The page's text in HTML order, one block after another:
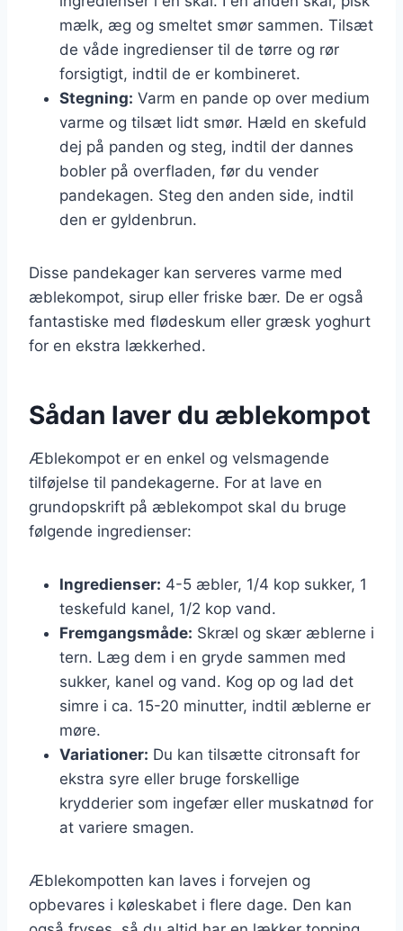
mælk, æg og smeltet smør sammen. Tilsæt
de våde ingredienser til de tørre og rør
forsigtigt, indtil de er kombineret.
Stegning: Varm en pande op over medium
varme og tilsæt lidt smør. Hæld en skefuld
dej på panden og steg, indtil der dannes
bobler på overfladen, før du vender
pandekagen. Steg den anden side, indtil
den er gyldenbrun.
Disse pandekager kan serveres varme med
æblekompot, sirup eller friske bær. De er også
fantastiske med flødeskum eller græsk yoghurt
for en ekstra lækkerhed.
Sådan laver du æblekompot
Æblekompot er en enkel og velsmagende
tilføjelse til pandekagerne. For at lave en
grundopskrift på æblekompot skal du bruge
følgende ingredienser:
Ingredienser: 4-5 æbler, 1/4 kop sukker, 1
teskefuld kanel, 1/2 kop vand.
Fremgangsmåde: Skræl og skær æblerne i
tern. Læg dem i en gryde sammen med
sukker, kanel og vand. Kog op og lad det
simre i ca. 15-20 minutter, indtil æblerne er
møre.
Variationer: Du kan tilsætte citronsaft for
ekstra syre eller bruge forskellige
krydderier som ingefær eller muskatnød for
at variere smagen.
Æblekompotten kan laves i forvejen og
opbevares i køleskabet i flere dage. Den kan